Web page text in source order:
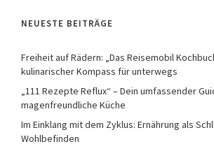
NEUESTE BEITRÄGE
Freiheit auf Rädern: „Das Reisemobil
kulinarischer Kompass für unterwegs
„111 Rezepte Reflux“ – Dein umfassender
magenfreundliche Küche
Im Einklang mit dem Zyklus: Ernährung als
Wohlbefinden